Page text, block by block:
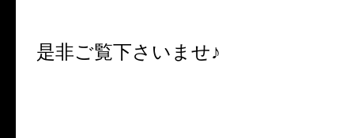
是非ご覧下さいませ♪